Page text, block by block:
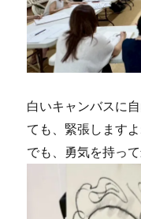
白いキャンバスに
ても、緊張します
でも、勇気を持っ